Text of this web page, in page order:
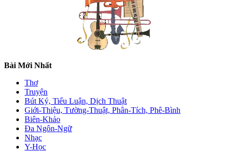
Bài Mới Nhất
Thơ
Truyện
Bút Ký, Tiểu Luận, Dịch Thuật
Giới-Thiệu, Tường-Thuật, Phân-Tích, Phê-Bình
Biên-Khảo
Đa Ngôn-Ngữ
Nhạc
Y-Học